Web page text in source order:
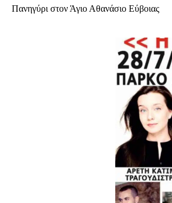
σελίδα
Πανηγύρι στον Άγιο Αθανάσιο Εύβοιας